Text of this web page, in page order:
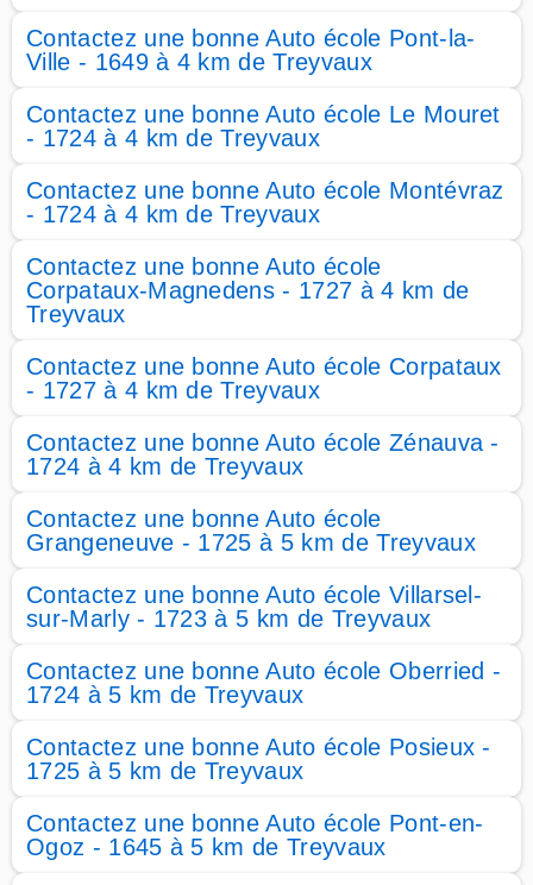
Contactez une bonne Auto école Pont-la-
Ville - 1649 à 4 km de Treyvaux
Contactez une bonne Auto école Le Mouret
- 1724 à 4 km de Treyvaux
Contactez une bonne Auto école Montévraz
- 1724 à 4 km de Treyvaux
Contactez une bonne Auto école
Corpataux-Magnedens - 1727 à 4 km de
Treyvaux
Contactez une bonne Auto école Corpataux
- 1727 à 4 km de Treyvaux
Contactez une bonne Auto école Zénauva -
1724 à 4 km de Treyvaux
Contactez une bonne Auto école
Grangeneuve - 1725 à 5 km de Treyvaux
Contactez une bonne Auto école Villarsel-
sur-Marly - 1723 à 5 km de Treyvaux
Contactez une bonne Auto école Oberried -
1724 à 5 km de Treyvaux
Contactez une bonne Auto école Posieux -
1725 à 5 km de Treyvaux
Contactez une bonne Auto école Pont-en-
Ogoz - 1645 à 5 km de Treyvaux